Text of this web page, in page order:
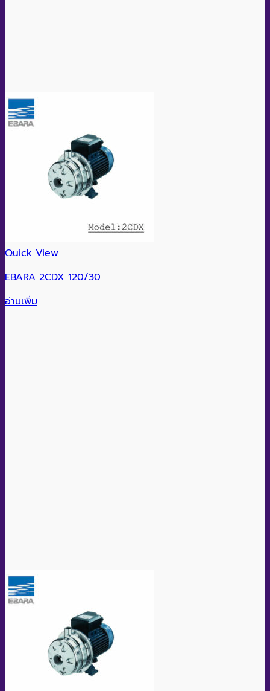
Quick View
EBARA 2CDX 120/30
อ่านเพิ่ม